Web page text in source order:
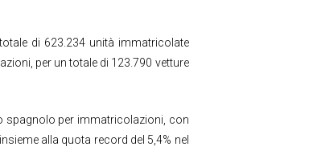
di 623.234 unità immatricolate
per un totale di 123.790 vetture
spagnolo per immatricolazioni, con
alla quota record del 5,4% nel